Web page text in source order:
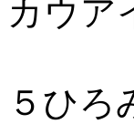
カウア
５ひろ